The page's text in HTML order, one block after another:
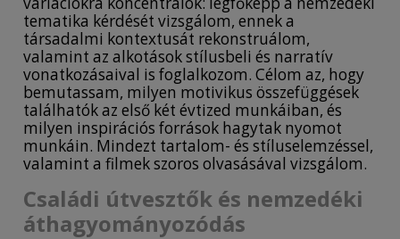
connections present in the filmmaker’s works
from the sixties and seventies, and to explore
how these are linked with trends in film history.
The author contends that the director,
regardless of whether she was creating
documentaries or fiction, consistently portrayed
the lives of people on the fringes of society and
sought to expose the contradictions of the Kádár
regime, employing a lyrical documentary style or
a lyrical grotesque style.
tematika kérdését vizsgálom, ennek a
társadalmi kontextusát rekonstruálom,
valamint az alkotások stílusbeli és narratív
vonatkozásaival is foglalkozom. Célom az, hogy
bemutassam, milyen motivikus összefüggések
találhatók az első két évtized munkáiban, és
milyen inspirációs források hagytak nyomot
munkáin. Mindezt tartalom- és stíluselemzéssel,
valamint a filmek szoros olvasásával vizsgálom.
Családi útvesztők és nemzedéki
áthagyományozódás